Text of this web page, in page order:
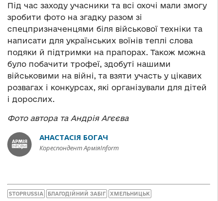
Під час заходу учасники та всі охочі мали змогу
зробити фото на згадку разом зі
спецпризначенцями біля військової техніки та
написати для українських воїнів теплі слова
подяки й підтримки на прапорах. Також можна
було побачити трофеї, здобуті нашими
військовими на війні, та взяти участь у цікавих
розвагах і конкурсах, які організували для дітей
і дорослих.
Фото автора та Андрія Агєєва
АНАСТАСІЯ БОГАЧ
Кореспондент АрміяInform
STOPRUSSIA БЛАГОДІЙНИЙ ЗАБІГ ХМЕЛЬНИЦЬК